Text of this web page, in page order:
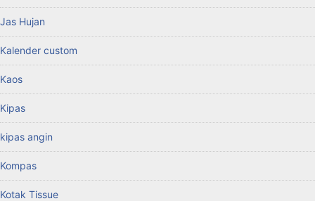
Jas Hujan
Kalender custom
Kaos
Kipas
kipas angin
Kompas
Kotak Tissue